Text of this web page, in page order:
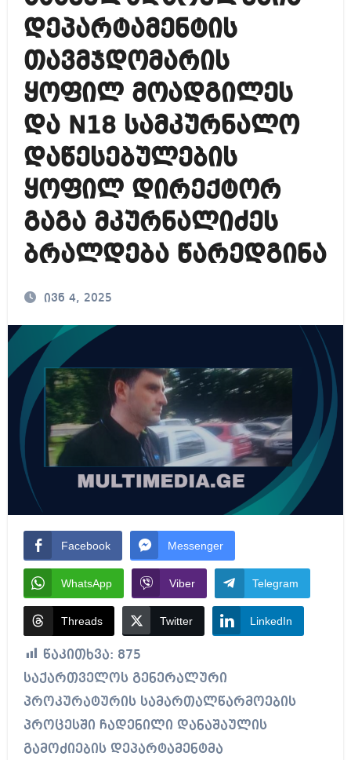
დეპარტამენტის
თავმჯდომარის
ყოფილ მოადგილეს
და N18 სამკურნალო
დაწესებულების
ყოფილ დირექტორ
გაგა მკურნალიძეს
ბრალდება წარედგინა
ივნ 4, 2025
Facebook Messenger
WhatsApp Viber Telegram
Threads Twitter LinkedIn
წაკითხვა: 875
საქართველოს გენერალური
პროკურატურის სამართალწარმოების
პროცესში ჩადენილი დანაშაულის
გამოძიების დეპარტამენტმა